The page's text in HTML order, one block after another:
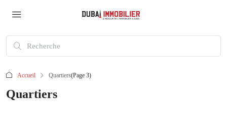
Accueil Quartiers(Page 3)
Quartiers